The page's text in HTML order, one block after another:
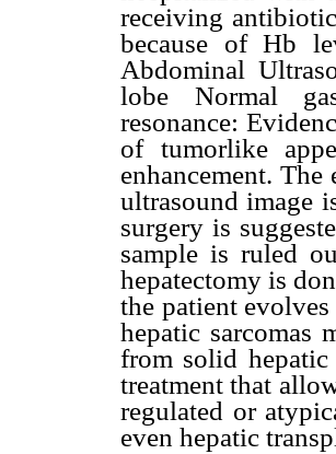
receiving
because of Hb
Abdominal
lobe Normal
resonance:
of tumorlike
enhancement.
ultrasound image
surgery is
sample is ruled
hepatectomy is
the patient
hepatic sarcomas
from solid
treatment that
regulated or
even hepatic